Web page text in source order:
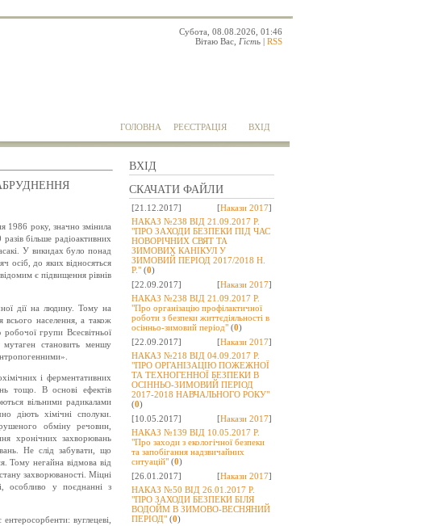
Субота, 08.08.2026, 01:46
Вітаю Вас Гість | RSS
ГОЛОВНА РЕЄСТРАЦІЯ ВХІД
ВХІД
СКАЧАТИ ФАЙЛИ
[21.12.2017] [Накази 2017]
НАКАЗ №238 ВІД 21.09.2017 Р.
"ПРО ЗАХОДИ БЕЗПЕКИ ПІД ЧАС
НОВОРІЧНИХ СВЯТ ТА
ЗИМОВИХ КАНІКУЛ У
ЗИМОВИЙ ПЕРІОД 2017/2018 Н.
Р." (0)
[22.09.2017]
[Накази 2017]
НАКАЗ №238 ВІД 21.09.2017 Р.
"Про організацію профілактичної
роботи з безпеки життєдіяльності в
осінньо-зимовий період" (0)
[22.09.2017]
[Накази 2017]
НАКАЗ №218 ВІД 04.09.2017 Р.
"ПРО ОРГАНІЗАЦІЮ ПОЖЕЖНОЇ
ТА ТЕХНОГЕННОЇ БЕЗПЕКИ В
ОСІННЬО-ЗИМОВИЙ ПЕРІОД
2017-2018 НАВЧАЛЬНОГО РОКУ"
(0)
[10.05.2017]
[Накази 2017]
НАКАЗ №139 ВІД 10.05.2017 Р.
"Про заходи з екологічної безпеки
та запобігання надзвичайних
ситуацій" (0)
[26.01.2017]
[Накази 2017]
НАКАЗ №50 ВІД 26.01.2017 Р.
"ПРО ЗАХОДИ БЕЗПЕКИ БІЛЯ
ВОДОЙМ В ЗИМОВО-ВЕСНЯНИЙ
ПЕРІОД" (0)
1986 року, значно змінила
більше радіоактивних
У викидах було понад
осіб, до яких відносяться
є підвищення рівнів
дії на людину. Тому на
всього населення, а також
групи Всесвітньої
мутаген становить меншу
і ферментативних
тощо. В основі ефектів
вільними радикалами
діють хімічні сполуки.
обміну речовин,
хронічних захворювань
Не слід забувати, що
Тому негайна відмова від
захворюваності. Міцні
особливо у поєднанні з
вуглецеві,